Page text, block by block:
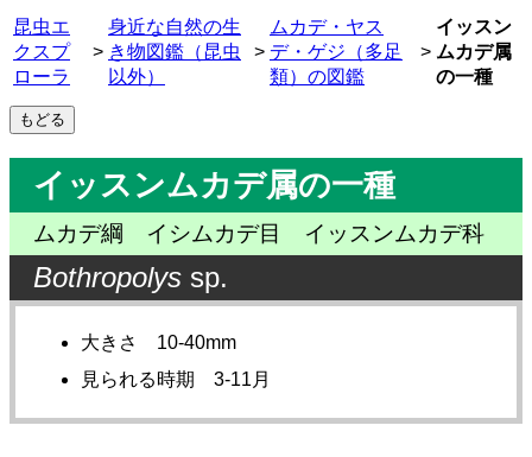
昆虫エ
クスプ
ローラ
>
身近な自然の生
き物図鑑（昆虫
以外）
>
ムカデ・ヤス
デ・ゲジ（多足
類）の図鑑
>
イッスン
ムカデ属
の一種
イッスンムカデ属の一種
ムカデ綱 イシムカデ目 イッスンムカデ科
Bothropolys sp.
大きさ 10-40mm
見られる時期 3-11月